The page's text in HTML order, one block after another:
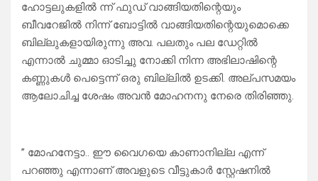
ഹോട്ടലുകളിൽ ന്ന് ഫുഡ് വാങ്ങിയതിന്റെയും
ബീവറേജിൽ നിന്ന് ബോട്ടിൽ വാങ്ങിയതിന്റെയുമൊക്കെ
ബില്ലുകളായിരുന്നു അവ. പലതും പല ഡേറ്റിൽ
എന്നാൽ ചുമ്മാ ഓടിച്ചു നോക്കി നിന്ന അഭിലാഷിന്റെ
കണ്ണുകൾ പെട്ടെന്ന് ഒരു ബില്ലിൽ ഉടക്കി. അല്പസമയം
ആലോചിച്ച ശേഷം അവൻ മോഹനനു നേരെ തിരിഞ്ഞു.
” മോഹനേട്ടാ.. ഈ വൈഗയെ കാണാനില്ല എന്ന്
പറഞ്ഞു എന്നാണ് അവളുടെ വീട്ടുകാർ സ്റ്റേഷനിൽ